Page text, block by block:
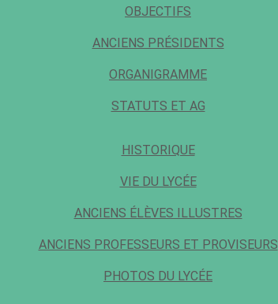
OBJECTIFS
ANCIENS PRÉSIDENTS
ORGANIGRAMME
STATUTS ET AG
HISTORIQUE
VIE DU LYCÉE
ANCIENS ÉLÈVES ILLUSTRES
ANCIENS PROFESSEURS ET PROVISEURS
PHOTOS DU LYCÉE